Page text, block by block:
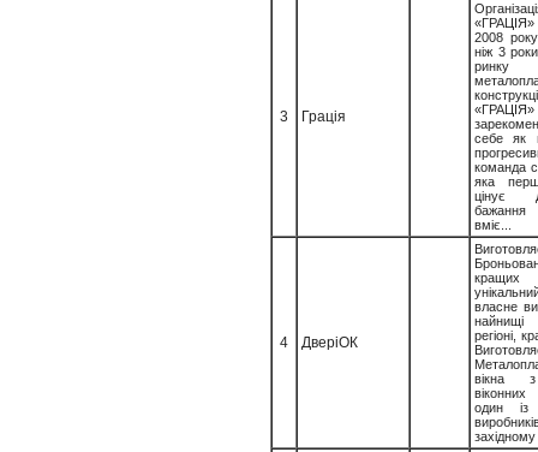
3 Грація
«ГРАЦІЯ»
2008
ніж 3
ринку
«ГРАЦІЯ»
себе як
команда
яка
цінує
бажання
вміє...
4 ДверіОК
кращих
власне
регіоні,
вікна
один із
західному